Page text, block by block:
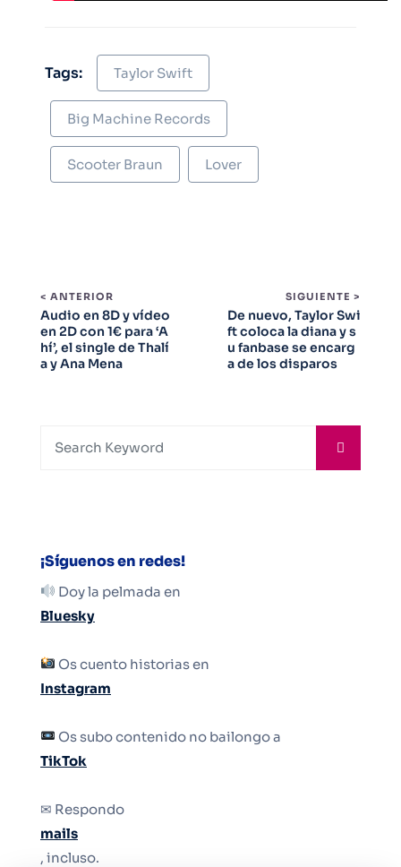
Tags: Taylor Swift
Big Machine Records
Scooter Braun Lover
< ANTERIOR
Audio en 8D y vídeo
en 2D con 1€ para ‘A
hí’, el single de Thalí
a y Ana Mena
SIGUIENTE >
De nuevo, Taylor Swi
ft coloca la diana y s
u fanbase se encarg
a de los disparos
¡Síguenos en redes!
Doy la pelmada en
Bluesky
Os cuento historias en
Instagram
Os subo contenido no bailongo a
TikTok
✉ Respondo
mails
, incluso.